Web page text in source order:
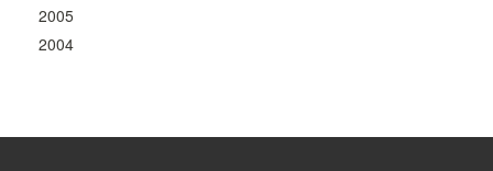
2005
2004